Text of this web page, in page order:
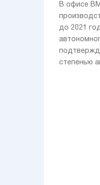
В офисе
до 2021
степенью